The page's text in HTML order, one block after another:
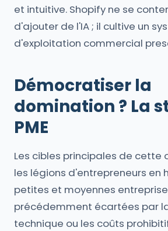
et intuitive. Shopify ne se
d'ajouter de l'IA ; il cultive un
d'exploitation commercial
Démocratiser la
domination ? La
PME
Les cibles principales de cette
les légions d'entrepreneurs en
petites et moyennes
précédemment écartées par
technique ou les coûts